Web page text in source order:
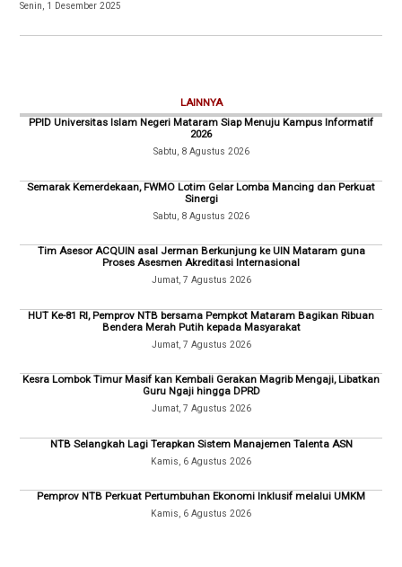
Senin, 1 Desember 2025
LAINNYA
PPID Universitas Islam Negeri Mataram Siap Menuju Kampus Informatif
2026
Sabtu, 8 Agustus 2026
Semarak Kemerdekaan, FWMO Lotim Gelar Lomba Mancing dan Perkuat
Sinergi
Sabtu, 8 Agustus 2026
Tim Asesor ACQUIN asal Jerman Berkunjung ke UIN Mataram guna
Proses Asesmen Akreditasi Internasional
Jumat, 7 Agustus 2026
HUT Ke-81 RI, Pemprov NTB bersama Pempkot Mataram Bagikan Ribuan
Bendera Merah Putih kepada Masyarakat
Jumat, 7 Agustus 2026
Kesra Lombok Timur Masif kan Kembali Gerakan Magrib Mengaji, Libatkan
Guru Ngaji hingga DPRD
Jumat, 7 Agustus 2026
NTB Selangkah Lagi Terapkan Sistem Manajemen Talenta ASN
Kamis, 6 Agustus 2026
Pemprov NTB Perkuat Pertumbuhan Ekonomi Inklusif melalui UMKM
Kamis, 6 Agustus 2026